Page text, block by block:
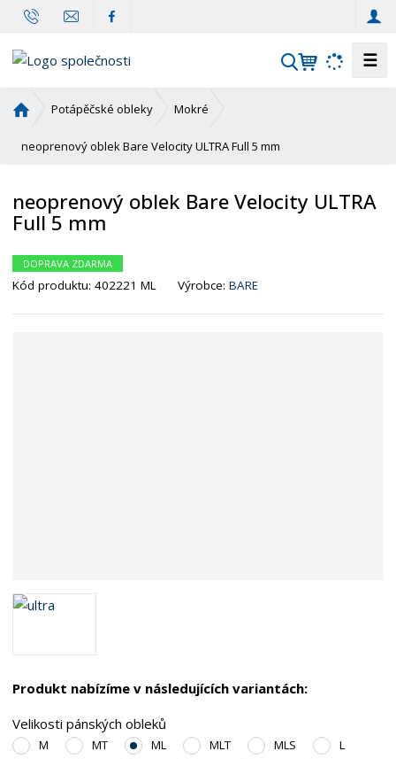
V
t
☰
o
í
s
r
a
Potápěčské obleky Mokré
neoprenový oblek Bare Velocity ULTRA Full 5 mm
neoprenový oblek Bare Velocity ULTRA
Full 5 mm
DOPRAVA ZDARMA
Kód produktu:402221 ML Výrobce:BARE
Produkt nabízíme v následujících variantách:
Velikosti pánských obleků
M MT ML MLT MLS
L